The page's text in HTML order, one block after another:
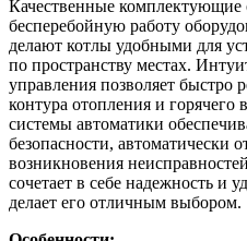
Качественные
бесперебойную работу
делают котлы удобными для
по пространству местах.
управления позволяет быстро
контура отопления и
системы автоматики
безопасности, автоматически
возникновения
сочетает в себе надежность и
делает его отличным выбором.